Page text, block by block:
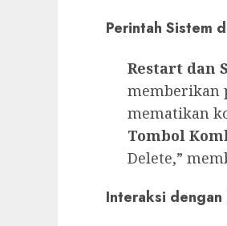
Perintah Sistem
Restart dan
memberikan
mematikan
Tombol
Delete,”
Interaksi